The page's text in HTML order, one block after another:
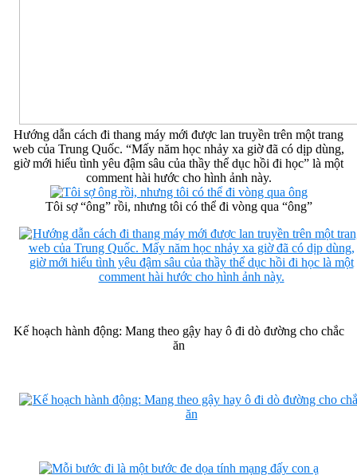
Hướng dẫn cách đi thang máy mới được lan truyền trên một trang
web của Trung Quốc. “Mấy năm học nhảy xa giờ đã có dịp dùng,
giờ mới hiểu tình yêu đậm sâu của thầy thể dục hồi đi học” là một
comment hài hước cho hình ảnh này.
Tôi sợ “ông” rồi, nhưng tôi có thể đi vòng qua “ông”
Kế hoạch hành động: Mang theo gậy hay ô đi dò đường cho chắc
ăn